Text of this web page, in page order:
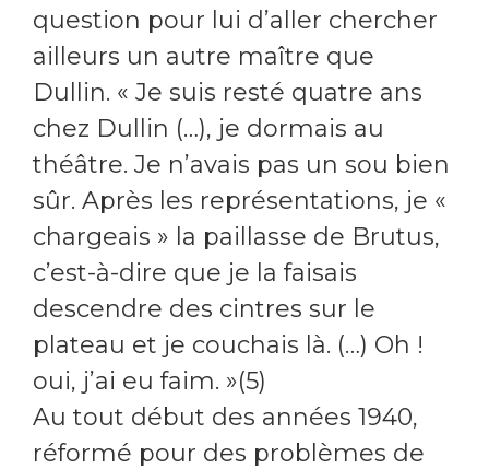
question pour lui d’aller chercher
ailleurs un autre maître que
Dullin. « Je suis resté quatre ans
chez Dullin (…), je dormais au
théâtre. Je n’avais pas un sou bien
sûr. Après les représentations, je «
chargeais » la paillasse de Brutus,
c’est-à-dire que je la faisais
descendre des cintres sur le
plateau et je couchais là. (…) Oh !
oui, j’ai eu faim. »(5)
Au tout début des années 1940,
réformé pour des problèmes de